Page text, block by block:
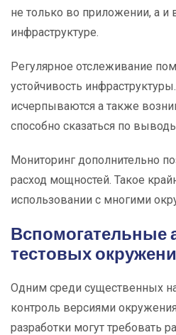
не только во приложении, а и
инфраструктуре.
Регулярное отслеживание
устойчивость
исчерпываются а также
способно сказаться по
Мониторинг дополнительно
расход мощностей. Такое
использовании с многими
Вспомогательные
тестовых
Одним среди существенных
контроль версиями
разработки могут требовать